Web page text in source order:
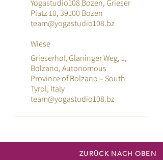
Yogastudio108 Bozen, Grieser
Platz 10, 39100 Bozen
team@yogastudio108.bz
Wiese
Grieserhof, Glaninger Weg, 1,
Bolzano, Autonomous
Province of Bolzano – South
Tyrol, Italy
team@yogastudio108.bz
ZURÜCK NACH OBEN